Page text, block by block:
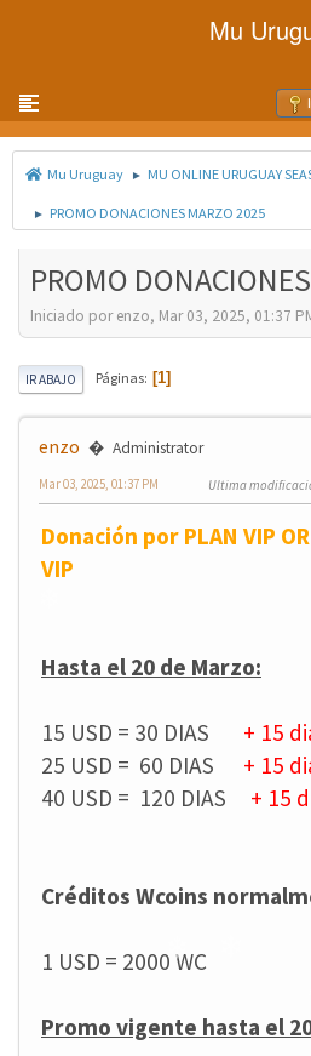
Mu
Toggle navigation
Mu Uruguay ► MU ONLINE URUGUAY
► PROMO DONACIONES MARZO 2025
PROMO
Iniciado por enzo, Mar 03, 2025, 01:37
IR ABAJO Páginas 1
enzo Administrator
Mar 03, 2025, 01:37 PM Ultima
Donación por PLAN VIP
VIP
Hasta el 20 de Marzo:
15 USD = 30 DIAS + 15
25 USD = 60 DIAS + 15
40 USD = 120 DIAS + 15
Créditos Wcoins
1 USD = 2000 WC
Promo vigente hasta el
❄
❄